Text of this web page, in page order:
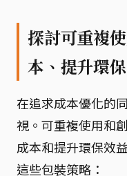
探討可重複
本、提升環保
在追求成本優化的
視。可重複使用和
成本和提升環保效
這些包裝策略：